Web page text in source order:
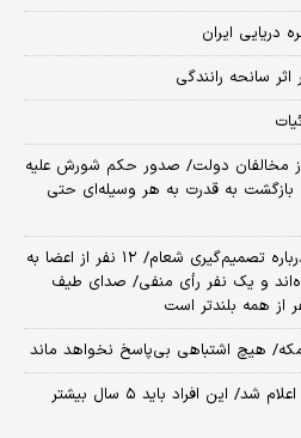
دریایی ایران
سانحه رانندگی
از مخالفان دولت/ صدور حکم شورش علیه
بازگشت به قدرت به هر وسیله‌ای حتی
اظهارات جدید معاون پزشکیان درباره تصمیم‌گیری شعام/ ۱۲ نفر از اعضا به
و یک نفر رأی منفی/ صدای طیف
از همه بلندتر است
هیچ اشتباهی بی‌پاسخ نخواهد ماند
جزئیات صدور احکام بازنشستگی اعلام شد/ این افراد باید ۵ سال بیشتر